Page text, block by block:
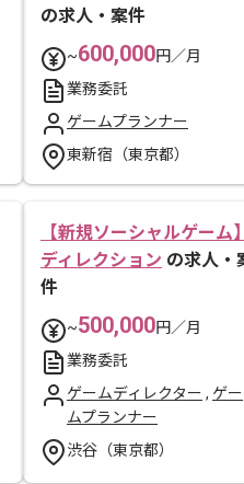
の求人・案件
~600,000円／月
業務委託
ゲームプランナー
東新宿（東京都）
【新規ソーシャルゲーム
ディレクション の求人・
件
~500,000円／月
業務委託
ゲームディレクター , ゲー
ムプランナー
渋谷（東京都）